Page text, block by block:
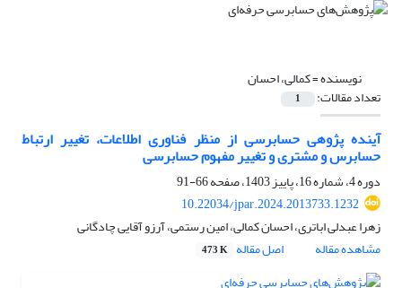
نویسنده =کمالی، احسان
تعداد مقالات: 1
آینده پژوهی حسابرسی از منظر فناوری اطلاعات، تغییر ارتباط
حسابرس و مشتری و تغییر مفهوم حسابرسی
دوره 4، شماره 16، پاییز 1403، صفحه
66-91
10.22034/jpar.2024.2013733.1232
زهرا عبدلی اباتری، احسان کمالی، امین رستمی، آرزو آقایی چادگانی
مشاهده مقاله
اصل مقاله 473 K